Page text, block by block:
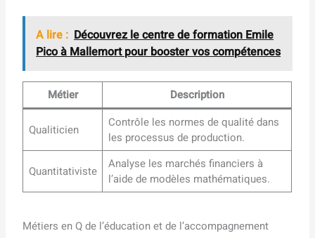
A lire : Découvrez le centre de formation Emile
Pico à Mallemort pour booster vos compétences
Métier Description
Qualiticien
Contrôle les normes de qualité dans
les processus de production.
Quantitativiste
Analyse les marchés financiers à
l’aide de modèles mathématiques.
Métiers en Q de l’éducation et de l’accompagnement